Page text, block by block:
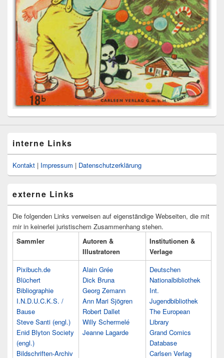
interne Links
Kontakt | Impressum | Datenschutzerklärung
externe Links
Die folgenden Links verweisen auf eigenständige Webseiten, die mit
mir in keinerlei juristischem Zusammenhang stehen.
Sammler
Autoren &
Illustratoren
Institutionen &
Verlage
Pixibuch.de
Blüchert
Bibliographie
I.N.D.U.C.K.S. /
Bause
Steve Santi (engl.)
Enid Blyton Society
(engl.)
Bildschriften-Archiv
Alain Grée
Dick Bruna
Georg Zemann
Ann Mari Sjögren
Robert Dallet
Willy Schermelé
Jeanne Lagarde
Deutschen
Nationalbibliothek
Int.
Jugendbibliothek
The European
Library
Grand Comics
Database
Carlsen Verlag